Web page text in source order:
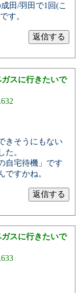
田/羽田で1回(こ
す。
スに行きたいで
きそうにもない
。
自宅待機」です
ですかね。
スに行きたいで